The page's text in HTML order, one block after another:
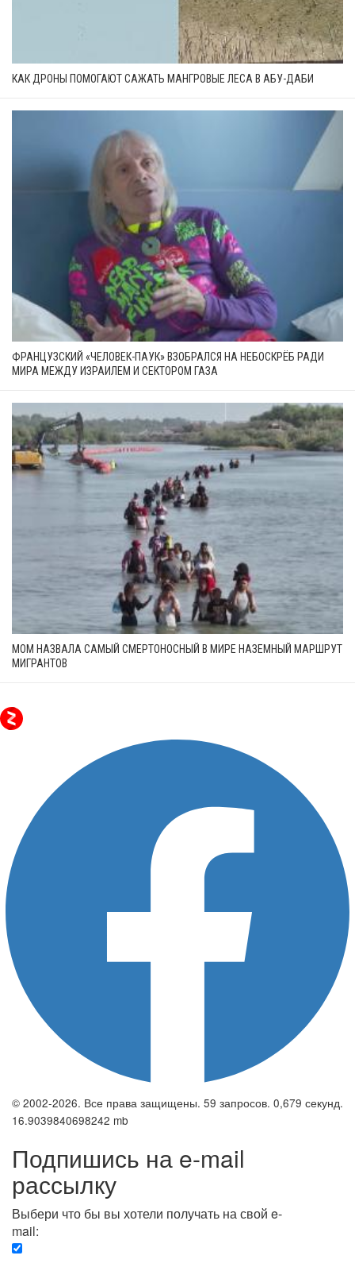
КАК ДРОНЫ ПОМОГАЮТ САЖАТЬ МАНГРОВЫЕ ЛЕСА В АБУ-ДАБИ
ФРАНЦУЗСКИЙ «ЧЕЛОВЕК-ПАУК» ВЗОБРАЛСЯ НА НЕБОСКРЁБ РАДИ
МИРА МЕЖДУ ИЗРАИЛЕМ И СЕКТОРОМ ГАЗА
МОМ НАЗВАЛА САМЫЙ СМЕРТОНОСНЫЙ В МИРЕ НАЗЕМНЫЙ МАРШРУТ
МИГРАНТОВ
© 2002-2026. Все права защищены. 59 запросов. 0,679 секунд.
16.9039840698242 mb
Подпишись на e-mail
рассылку
Выбери что бы вы хотели получать на свой e-
mail: